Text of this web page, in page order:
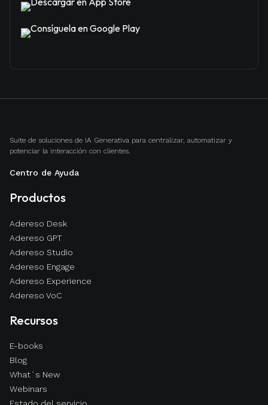
Suite de soluciones de IA Generativa para centralizar, automatizar y
potenciar la interacción con clientes.
Centro de Ayuda
Productos
Adereso Desk
Adereso GPT
Adereso Studio
Adereso Engage
Adereso Experience
Adereso VoC
Recursos
E-books
Blog
What´s New
Webinars